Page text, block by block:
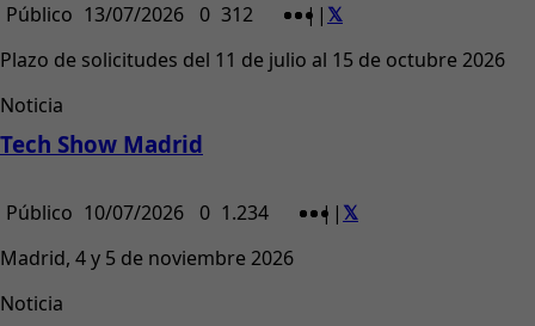
Público 13/07/2026 0 312 | |
Plazo de solicitudes del 11 de julio al 15 de octubre 2026
Noticia
Tech Show Madrid
Público 10/07/2026 0 1.234 | |
Madrid, 4 y 5 de noviembre 2026
Noticia